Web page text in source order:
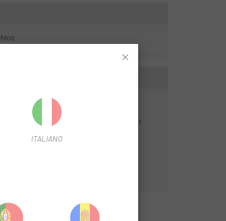
und reduziert das Gewicht. Es kann in
eine extrem große Traktionskraft hat.
ITALIANO